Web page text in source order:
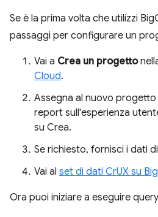
Se è la prima volta che utilizzi
passaggi per configurare un
Vai a Crea un progetto
Cloud.
Assegna al nuovo progetto
report sull'esperienza
su Crea.
Se richiesto, fornisci i dati
Vai al set di dati CrUX su
Ora puoi iniziare a eseguire